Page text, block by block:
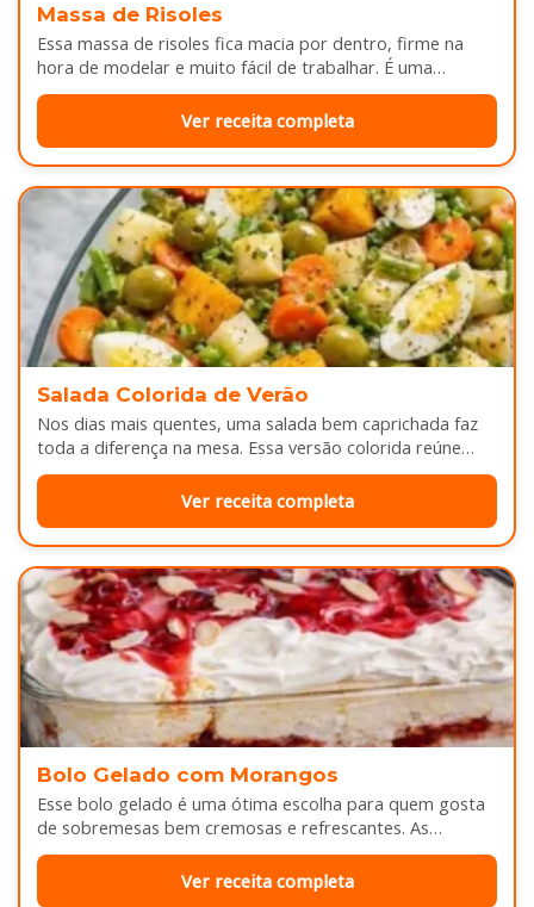
Massa de Risoles
Essa massa de risoles fica macia por dentro, firme na
hora de modelar e muito fácil de trabalhar. É uma…
Ver receita completa
Salada Colorida de Verão
Nos dias mais quentes, uma salada bem caprichada faz
toda a diferença na mesa. Essa versão colorida reúne
legumes cozidos…
Ver receita completa
Bolo Gelado com Morangos
Esse bolo gelado é uma ótima escolha para quem gosta
de sobremesas bem cremosas e refrescantes. As
camadas de massa…
Ver receita completa